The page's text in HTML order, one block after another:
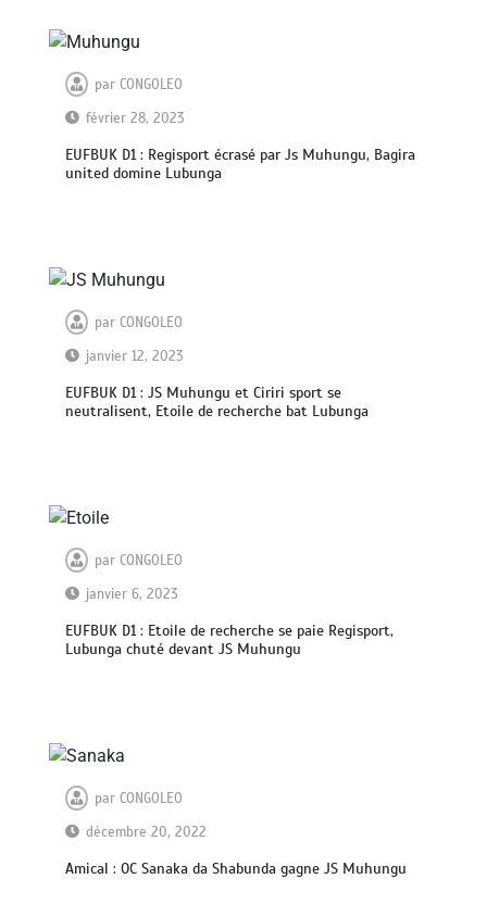
parCONGOLEO
février 28, 2023
EUFBUK D1 : Regisport écrasé par Js Muhungu, Bagira
united domine Lubunga
parCONGOLEO
janvier 12, 2023
EUFBUK D1 : JS Muhungu et Ciriri sport se
neutralisent, Etoile de recherche bat Lubunga
parCONGOLEO
janvier 6, 2023
EUFBUK D1 : Etoile de recherche se paie Regisport,
Lubunga chuté devant JS Muhungu
parCONGOLEO
décembre 20, 2022
Amical : OC Sanaka da Shabunda gagne JS Muhungu